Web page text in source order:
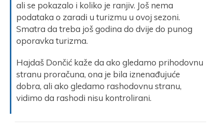
ali se pokazalo i koliko je ranjiv. Još nema
podataka o zaradi u turizmu u ovoj sezoni.
Smatra da treba još godina do dvije do punog
oporavka turizma.
Hajdaš Dončić kaže da ako gledamo prihodovnu
stranu proračuna, ona je bila iznenađujuće
dobra, ali ako gledamo rashodovnu stranu,
vidimo da rashodi nisu kontrolirani.